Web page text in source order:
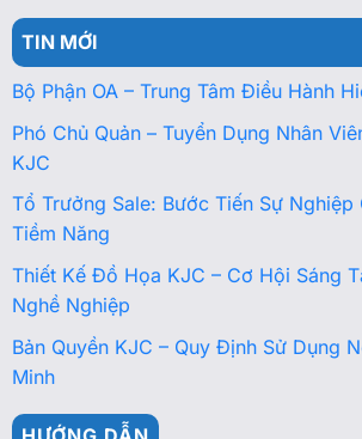
TIN MỚI
Bộ Phận OA – Trung Tâm Điều Hành
Phó Chủ Quản – Tuyển Dụng Nhân
KJC
Tổ Trưởng Sale: Bước Tiến Sự Nghiệp
Tiềm Năng
Thiết Kế Đồ Họa KJC – Cơ Hội Sáng
Nghề Nghiệp
Bản Quyền KJC – Quy Định Sử Dụng
Minh